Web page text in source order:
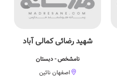
شهید رضائی کمالی آباد
نامشخص - دبستان
اصفهان نائین